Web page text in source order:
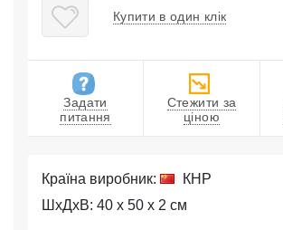
Купити в один клік
Задати
питання
Стежити за
ціною
Країна виробник:
КНР
ШхДхВ: 40 x 50 x 2 см